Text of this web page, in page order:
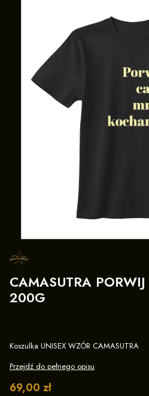
CAMASUTRA
200G
Koszulka UNISEX WZÓR CAMASUTRA
Przejdź do pełnego opisu
Cena
69,00 zł